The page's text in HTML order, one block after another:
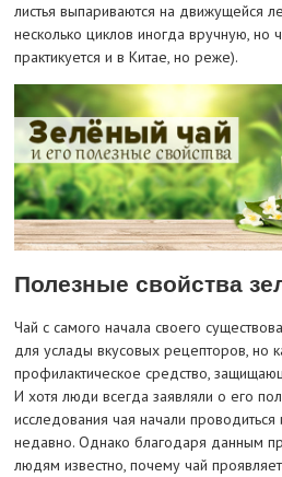
листья выпариваются на движущейся
несколько циклов иногда вручную, но
практикуется и в Китае, но реже).
Полезные свойства
Чай с самого начала своего
для услады вкусовых рецепторов, но
профилактическое средство,
И хотя люди всегда заявляли о его
исследования чая начали проводиться
недавно. Однако благодаря данным
людям известно, почему чай